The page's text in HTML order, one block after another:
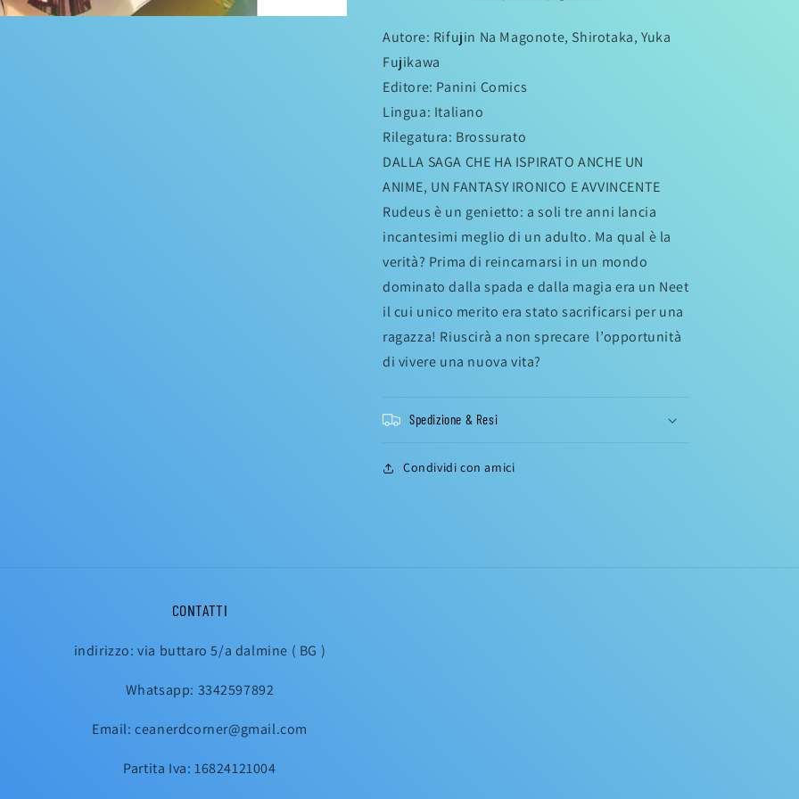
Autore: Rifujin Na Magonote, Shirotaka, Yuka
Fujikawa
Editore: Panini Comics
Lingua: Italiano
Rilegatura: Brossurato
DALLA SAGA CHE HA ISPIRATO ANCHE UN
ANIME, UN FANTASY IRONICO E AVVINCENTE
Rudeus è un genietto: a soli tre anni lancia
incantesimi meglio di un adulto. Ma qual è la
verità? Prima di reincarnarsi in un mondo
dominato dalla spada e dalla magia era un Neet
il cui unico merito era stato sacrificarsi per una
ragazza! Riuscirà a non sprecare l’opportunità
di vivere una nuova vita?
Spedizione & Resi
Condividi con amici
CONTATTI
indirizzo: via buttaro 5/a dalmine ( BG )
Whatsapp: 3342597892
Email: ceanerdcorner@gmail.com
Partita Iva: 16824121004